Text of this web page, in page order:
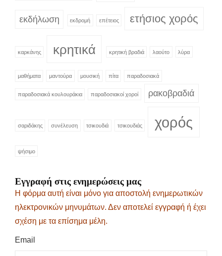
εκδήλωση εκδρομή επέτειος ετήσιος χορός
καρκάνης κρητικά κρητική βραδιά λαούτο λύρα
μαθήματα μαντούρα μουσική πίτα παραδοσιακά
παραδοσιακά κουλουράκια παραδοσιακοί χοροί ρακοβραδιά
σαριδάκης συνέλευση τσικουδιά τσικουδιάς χορός
ψήσιμο
Εγγραφή στις ενημερώσεις μας
Η φόρμα αυτή είναι μόνο για αποστολή ενημερωτικών
ηλεκτρονικών μηνυμάτων. Δεν αποτελεί εγγραφή ή έχει
σχέση με τα επίσημα μέλη.
Email